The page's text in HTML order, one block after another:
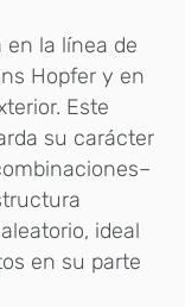
la línea de
Hopfer y en
Este
su carácter
ideal
en su parte